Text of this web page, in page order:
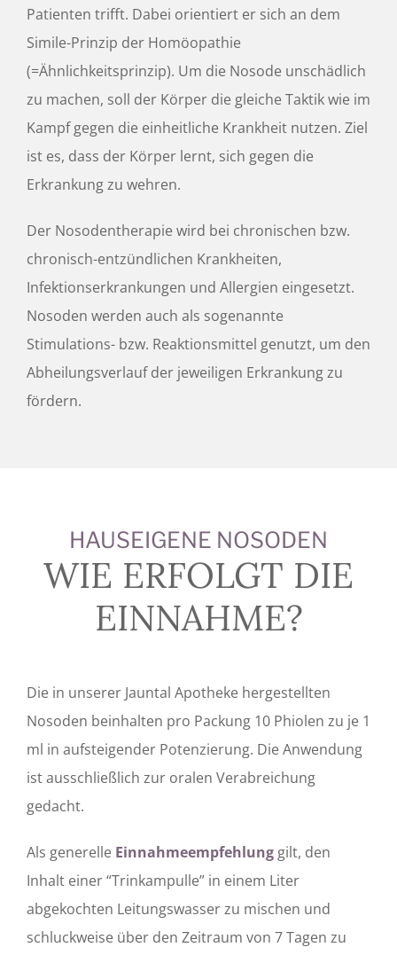
Patienten trifft. Dabei orientiert er sich an dem
Simile-Prinzip der Homöopathie
(=Ähnlichkeitsprinzip). Um die Nosode unschädlich
zu machen, soll der Körper die gleiche Taktik wie im
Kampf gegen die einheitliche Krankheit nutzen. Ziel
ist es, dass der Körper lernt, sich gegen die
Erkrankung zu wehren.
Der Nosodentherapie wird bei chronischen bzw.
chronisch-entzündlichen Krankheiten,
Infektionserkrankungen und Allergien eingesetzt.
Nosoden werden auch als sogenannte
Stimulations- bzw. Reaktionsmittel genutzt, um den
Abheilungsverlauf der jeweiligen Erkrankung zu
fördern.
HAUSEIGENE NOSODEN
WIE ERFOLGT DIE
EINNAHME?
Die in unserer Jauntal Apotheke hergestellten
Nosoden beinhalten pro Packung 10 Phiolen zu je 1
ml in aufsteigender Potenzierung. Die Anwendung
ist ausschließlich zur oralen Verabreichung
gedacht.
Als generelle Einnahmeempfehlung gilt, den
Inhalt einer “Trinkampulle” in einem Liter
abgekochten Leitungswasser zu mischen und
schluckweise über den Zeitraum von 7 Tagen zu